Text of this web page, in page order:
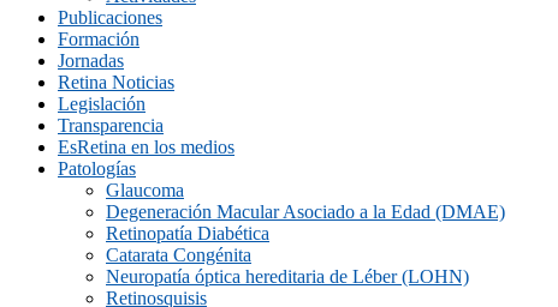
Publicaciones
Formación
Jornadas
Retina Noticias
Legislación
Transparencia
EsRetina en los medios
Patologías
Glaucoma
Degeneración Macular Asociado a la Edad (DMAE)
Retinopatía Diabética
Catarata Congénita
Neuropatí­a óptica hereditaria de Léber (LOHN)
Retinosquisis